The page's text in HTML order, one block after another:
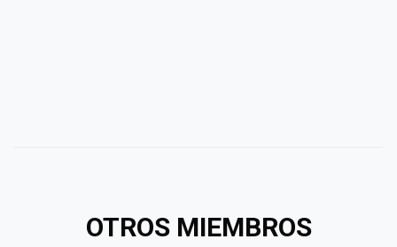
OTROS MIEMBROS